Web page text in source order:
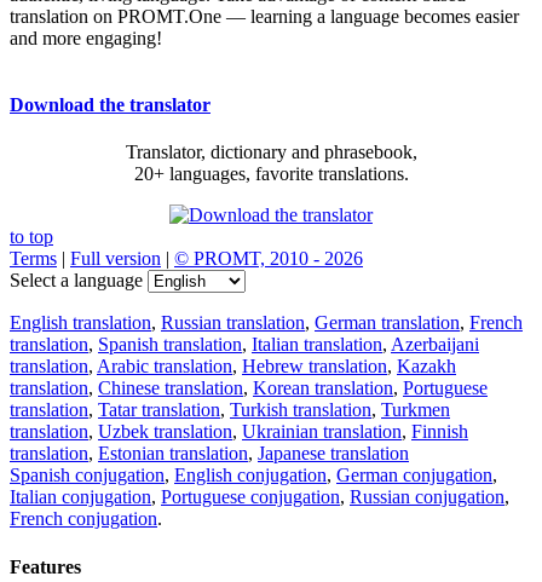
translation on PROMT.One — learning a language becomes easier
and more engaging!
Download the translator
Translator, dictionary and phrasebook,
20+ languages, favorite translations.
to top
Terms | Full version | © PROMT, 2010 - 2026
Select a language
English translation, Russian translation, German translation, French
translation, Spanish translation, Italian translation, Azerbaijani
translation, Arabic translation, Hebrew translation, Kazakh
translation, Chinese translation, Korean translation, Portuguese
translation, Tatar translation, Turkish translation, Turkmen
translation, Uzbek translation, Ukrainian translation, Finnish
translation, Estonian translation, Japanese translation
Spanish conjugation, English conjugation, German conjugation,
Italian conjugation, Portuguese conjugation, Russian conjugation,
French conjugation.
Features